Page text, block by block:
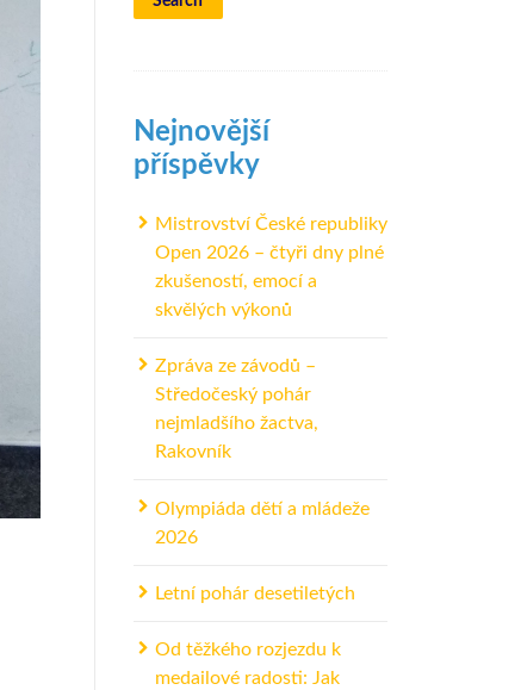
Nejnovější
příspěvky
Mistrovství České republiky
Open 2026 – čtyři dny plné
zkušeností, emocí a
skvělých výkonů
Zpráva ze závodů –
Středočeský pohár
nejmladšího žactva,
Rakovník
Olympiáda dětí a mládeže
2026
Letní pohár desetiletých
Od těžkého rozjezdu k
medailové radosti: Jak